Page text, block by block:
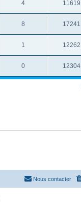
4 11619
8 17241
1 12262
0 12304
Nous contacter